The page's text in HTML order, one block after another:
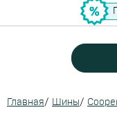
Главная/ Шины/